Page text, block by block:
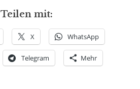
Teilen mit:
X WhatsApp
Telegram Mehr